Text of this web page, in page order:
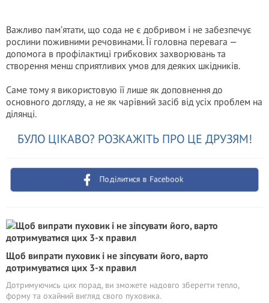
Важливо пам’ятати, що сода не є добривом і не забезпечує
рослини поживними речовинами. Її головна перевага —
допомога в профілактиці грибкових захворювань та
створення менш сприятливих умов для деяких шкідників.
Саме тому я використовую її лише як доповнення до
основного догляду, а не як чарівний засіб від усіх проблем на
ділянці.
БУЛО ЦІКАВО? РОЗКАЖІТЬ ПРО ЦЕ ДРУЗЯМ!
Поділитися в Facebook
Щоб випрати пуховик і не зіпсувати його, варто
дотримуватися цих 3-х правил
Дотримуючись цих порад, ви зможете надовго зберегти тепло,
форму та охайний вигляд свого пуховика.